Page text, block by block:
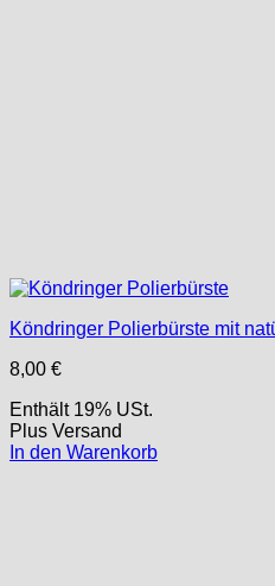
Köndringer Polierbürste mit
8,00 €
Enthält 19% USt.
Plus Versand
In den Warenkorb